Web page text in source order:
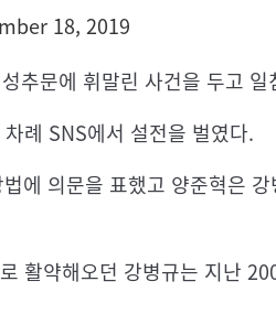
18, 2019
추문에 휘말린 사건을 두고
례 SNS에서 설전을 벌였다.
에 의문을 표했고 양준혁은
활약해오던 강병규는 지난